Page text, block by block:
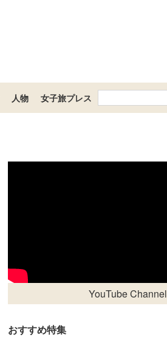
人物 女子旅プレス
YouTube Channel
おすすめ特集